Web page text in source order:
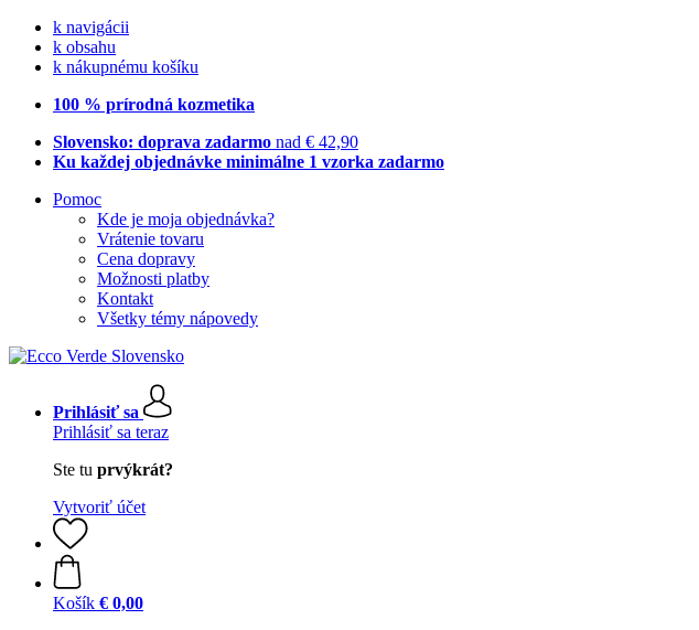
k navigácii
k obsahu
k nákupnému košíku
100 % prírodná kozmetika
Slovensko: doprava zadarmo nad € 42,90
Ku každej objednávke minimálne 1 vzorka zadarmo
Pomoc
Kde je moja objednávka?
Vrátenie tovaru
Cena dopravy
Možnosti platby
Kontakt
Všetky témy nápovedy
Prihlásiť sa
Prihlásiť sa teraz
Ste tu prvýkrát?
Vytvoriť účet
Košík € 0,00